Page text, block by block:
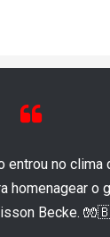
entrou no clima
homenagear o
Becke.